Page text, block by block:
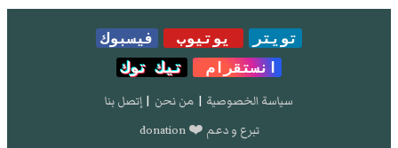
تويتر يوتيوب
فيسبوك
انستقرام
تيك توك
سياسة الخصوصية | من نحن | إتصل بنا
تبرع و دعم ❤️ donation